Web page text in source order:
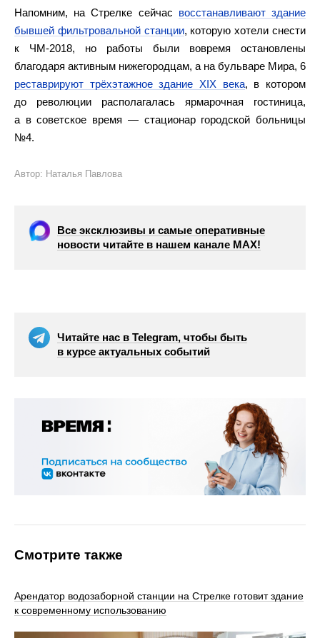
Напомним, на Стрелке сейчас восстанавливают здание
бывшей фильтровальной станции, которую хотели снести
к ЧМ-2018, но работы были вовремя остановлены
благодаря активным нижегородцам, а на бульваре Мира, 6
реставрируют трёхэтажное здание XIX века, в котором
до революции располагалась ярмарочная гостиница,
а в советское время — стационар городской больницы
№4.
Автор: Наталья Павлова
Все эксклюзивы и самые оперативные
новости читайте в нашем канале МАХ!
Читайте нас в Telegram, чтобы быть
в курсе актуальных событий
Смотрите также
Арендатор водозаборной станции на Стрелке готовит здание
к современному использованию